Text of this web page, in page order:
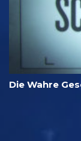
Die Wahre